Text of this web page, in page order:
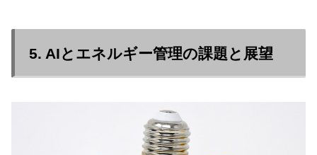
5. AIとエネルギー管理の課題と展望